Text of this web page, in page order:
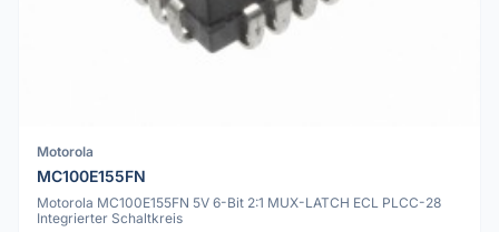
Motorola
MC100E155FN
Motorola MC100E155FN 5V 6-Bit 2:1 MUX-LATCH ECL PLCC-28
Integrierter Schaltkreis